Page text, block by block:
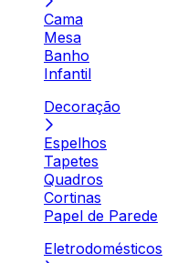
Cama
Mesa
Banho
Infantil
Decoração
Espelhos
Tapetes
Quadros
Cortinas
Papel de Parede
Eletrodomésticos